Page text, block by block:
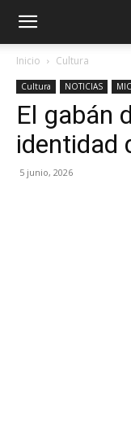
Inicio Cultura
Cultura NOTICIAS
El gabán
identidad
5 junio, 2026